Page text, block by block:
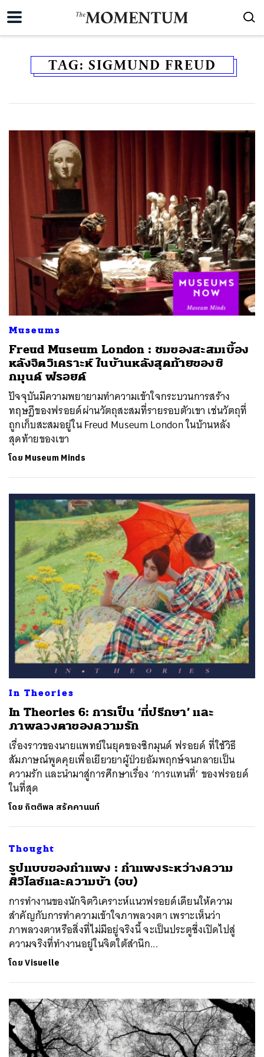
TAG: SIGMUND FREUD
Museums
Freud Museum London : ชมของสะสมเบื้อง
หลังจิตวิเคราะห์ ในบ้านหลังสุดท้ายของซิ
กมุนด์ ฟรอยด์
ปัจจุบันมีความพยายามทำความเข้าใจกระบวนการสร้าง
ทฤษฎีของฟรอยด์ผ่านวัตถุสะสมที่รายรอบตัวเขา เช่นวัตถุที่
ถูกเก็บสะสมอยู่ใน Freud Museum London ในบ้านหลัง
สุดท้ายของเขา
โดย Museum Minds
In Theories
In Theories 6: การเป็น ‘ที่ปรึกษา’ และ
ภาพลวงตาของความรัก
เรื่องราวของนายแพทย์ในยุคของซิกมุนด์ ฟรอยด์ ที่ใช้วิธี
สัมภาษณ์พูดคุยเพื่อเยียวยาผู้ป่วยอัมพฤกษ์จนกลายเป็น
ความรัก และนำมาสู่การศึกษาเรื่อง ‘การแทนที่’ ของฟรอยด์
ในที่สุด
โดย กิตติพล สรัคคานนท์
Thought
​รูปแบบของกำแพง : กำแพงระหว่างความ
ศิวิไลซ์และความบ้า (จบ)
การทำงานของนักจิตวิเคราะห์แนวฟรอยด์เดียนให้ความ
สำคัญกับการทำความเข้าใจภาพลวงตา เพราะเห็นว่า
ภาพลวงตาหรือสิ่งที่ไม่มีอยู่จริงนี้ จะเป็นประตูซึ่งเปิดไปสู่
ความจริงที่ทำงานอยู่ในจิตใต้สำนึก...
โดยVisuelle